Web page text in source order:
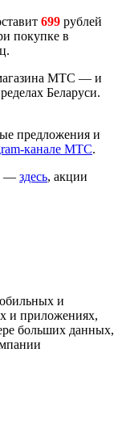
699 рублей
покупке в
магазина МТС — и
Беларуси.
предложения и
канале МТС.
— здесь, акции
и
и приложениях,
больших данных,